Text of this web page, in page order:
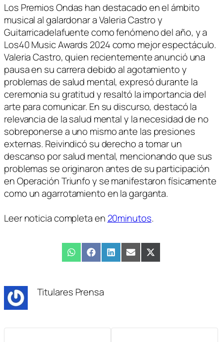
Los Premios Ondas han destacado en el ámbito
musical al galardonar a Valeria Castro y
Guitarricadelafuente como fenómeno del año, y a
Los40 Music Awards 2024 como mejor espectáculo.
Valeria Castro, quien recientemente anunció una
pausa en su carrera debido al agotamiento y
problemas de salud mental, expresó durante la
ceremonia su gratitud y resaltó la importancia del
arte para comunicar. En su discurso, destacó la
relevancia de la salud mental y la necesidad de no
sobreponerse a uno mismo ante las presiones
externas. Reivindicó su derecho a tomar un
descanso por salud mental, mencionando que sus
problemas se originaron antes de su participación
en Operación Triunfo y se manifestaron físicamente
como un agarrotamiento en la garganta.
Leer noticia completa en 20minutos.
Compartir
en
WhatsAppCompartir
en
FacebookCompartir
en
LinkedInCompartir
en
EmailCompartir
en
X
(Twitter)
Titulares Prensa